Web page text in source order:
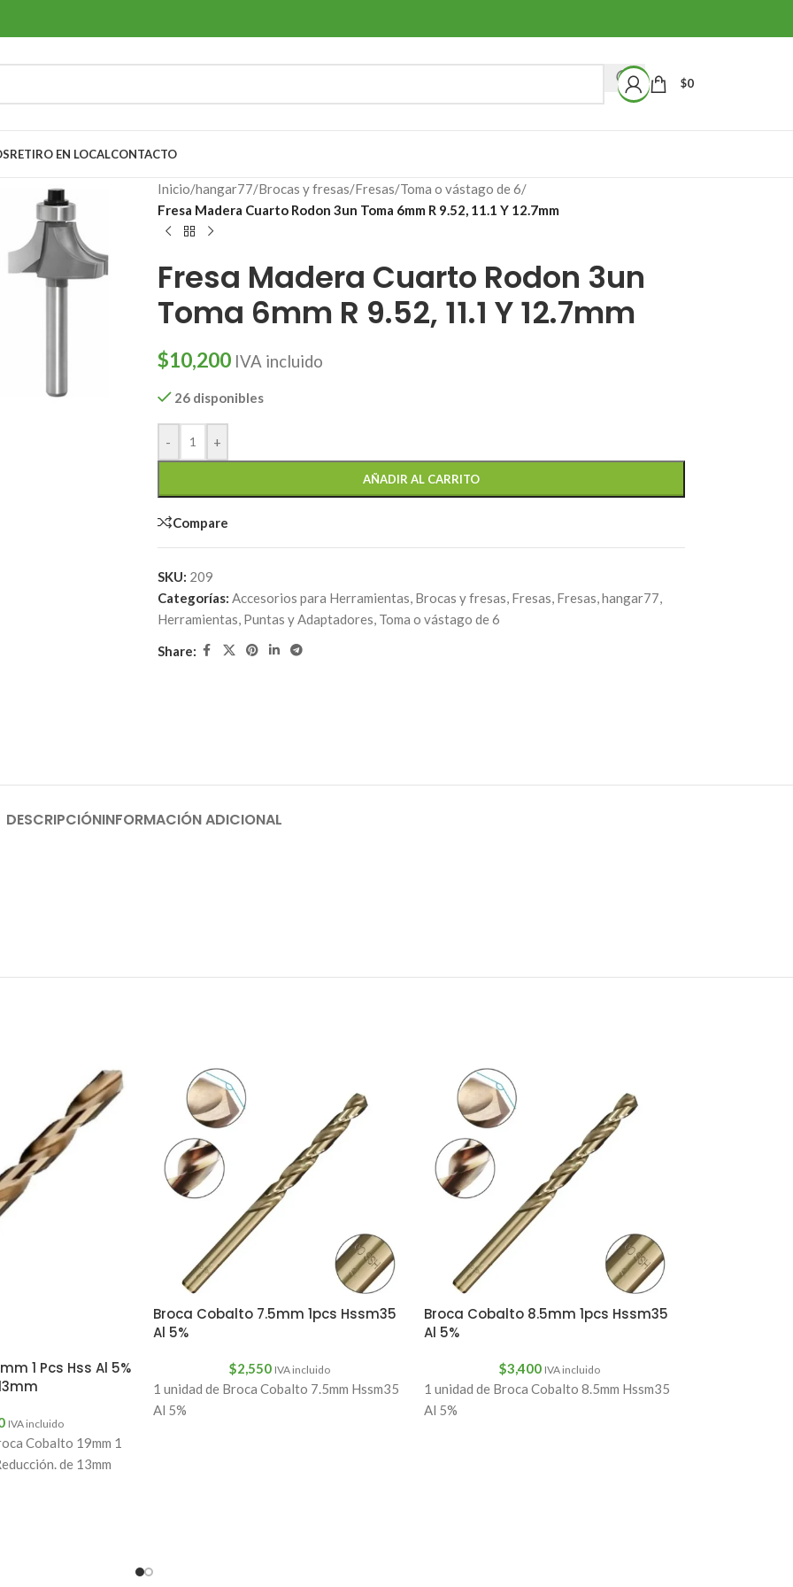
$0
RETIRO EN LOCALCONTACTO
Inicio/hangar77/Brocas y fresas/Fresas/Toma o vástago de 6/
Fresa Madera Cuarto Rodon 3un Toma 6mm R 9.52, 11.1 Y 12.7mm
Fresa Madera Cuarto Rodon 3un
Toma 6mm R 9.52, 11.1 Y 12.7mm
$10,200 IVA incluido
26 disponibles
- +
AÑADIR AL CARRITO
Compare
SKU: 209
Categorías: Accesorios para Herramientas, Brocas y fresas, Fresas, Fresas,hangar77,
Herramientas, Puntas y Adaptadores, Toma o vástago de 6
Share:
DESCRIPCIÓNINFORMACIÓN ADICIONAL
1 Pcs Hss Al 5%
IVA incluido
Cobalto 19mm 1
de 13mm
Broca Cobalto 7.5mm 1pcs Hssm35
Al 5%
$2,550 IVA incluido
1 unidad de Broca Cobalto 7.5mm Hssm35
Al 5%
Broca Cobalto 8.5mm 1pcs Hssm35
Al 5%
$3,400 IVA incluido
1 unidad de Broca Cobalto 8.5mm Hssm35
Al 5%